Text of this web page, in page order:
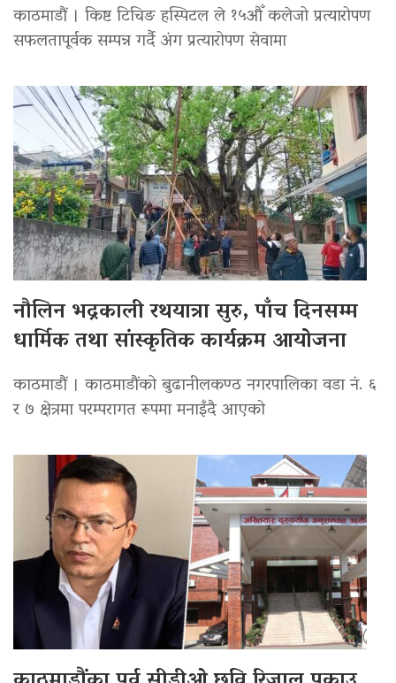
काठमाडौं । किष्ट टिचिङ हस्पिटल ले १५औँ कलेजो प्रत्यारोपण
सफलतापूर्वक सम्पन्न गर्दै अंग प्रत्यारोपण सेवामा
नौलिन भद्रकाली रथयात्रा सुरु, पाँच दिनसम्म
धार्मिक तथा सांस्कृतिक कार्यक्रम आयोजना
काठमाडौं । काठमाडौंको बुढानीलकण्ठ नगरपालिका वडा नं. ६
र ७ क्षेत्रमा परम्परागत रूपमा मनाइँदै आएको